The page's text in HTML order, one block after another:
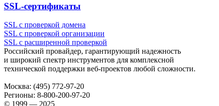
SSL-сертификаты
SSL с проверкой домена
SSL с проверкой организации
SSL с расширенной проверкой
Российский провайдер, гарантирующий надежность
и широкий спектр инструментов для комплексной
технической поддержки веб-проектов любой сложности.
Москва: (495) 772-97-20
Регионы: 8-800-200-97-20
© 1999 — 2025